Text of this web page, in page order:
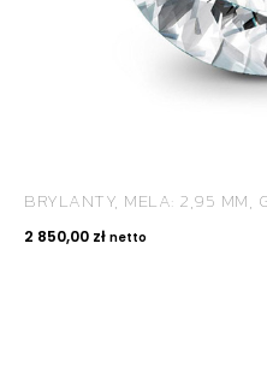
BRYLANTY, MELA: 2,95 MM,
2 850,00 zł netto
SALON SPRZEDAŻY
KONTAKT